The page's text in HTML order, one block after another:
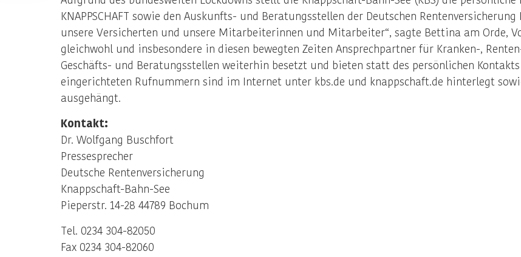
KNAPPSCHAFT sowie den Auskunfts- und Beratungsstellen der Deutschen
unsere Versicherten und unsere Mitarbeiterinnen und Mitarbeiter“, sagte Bettina am Orde,
gleichwohl und insbesondere in diesen bewegten Zeiten Ansprechpartner für Kranken-,
Geschäfts- und Beratungsstellen weiterhin besetzt und bieten statt des persönlichen
eingerichteten Rufnummern sind im Internet unter kbs.de und knappschaft.de hinterlegt
ausgehängt.
Kontakt:
Dr. Wolfgang Buschfort
Pressesprecher
Deutsche Rentenversicherung
Knappschaft-Bahn-See
Pieperstr. 14-28 44789 Bochum
Tel. 0234 304-82050
Fax 0234 304-82060